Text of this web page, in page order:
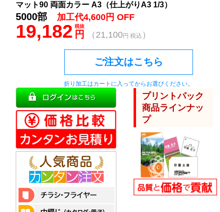
マット90 両面カラー A3（仕上がりA3 1/3）
5000部 加工代4,600円 OFF
19,182 円
税抜
（21,100円 税込 ）
ご注文はこちら
折り加工はカートに入ってからお選びください。
プリントパック
商品ラインナッ
プ